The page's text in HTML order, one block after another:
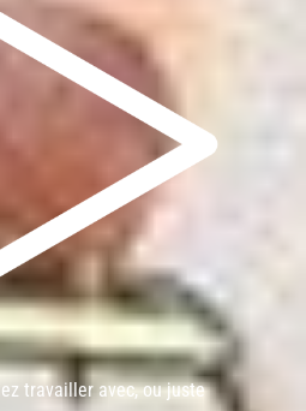
travailler avec, ou juste